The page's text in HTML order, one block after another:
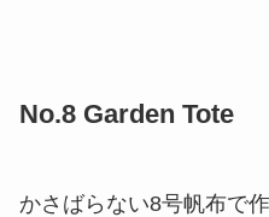
No.8 Garden Tote
かさばらない8号帆布で